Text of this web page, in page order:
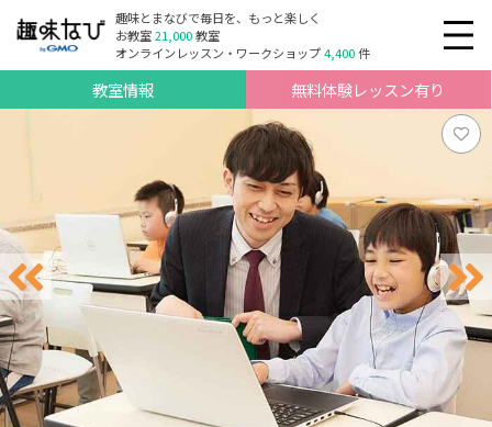
趣味とまなびで毎日を、もっと楽しく
お教室21,000教室
オンラインレッスン・ワークショップ4,400件
教室情報 無料体験レッスン有り